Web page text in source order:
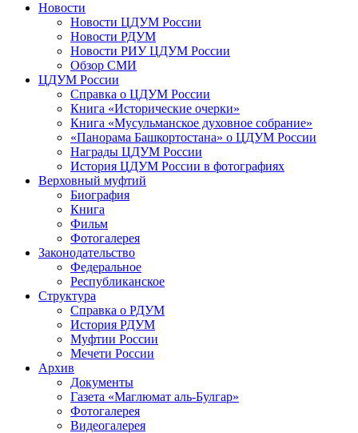
Новости
Новости ЦДУМ России
Новости РДУМ
Новости РИУ ЦДУМ России
Обзор СМИ
ЦДУМ России
Справка о ЦДУМ России
Книга «Исторические очерки»
Книга «Мусульманское духовное собрание»
«Панорама Башкортостана» о ЦДУМ России
Награды ЦДУМ России
История ЦДУМ России в фотографиях
Верховный муфтий
Биография
Книга
Фильм
Фотогалерея
Законодательство
Федеральное
Республиканское
Структура
Справка о РДУМ
История РДУМ
Муфтии России
Мечети России
Архив
Документы
Газета «Маглюмат аль-Булгар»
Фотогалерея
Видеогалерея